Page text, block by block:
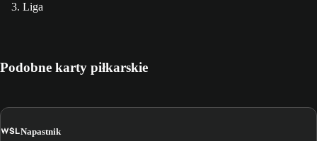
3. Liga
Podobne karty piłkarskie
WŚLNapastnik